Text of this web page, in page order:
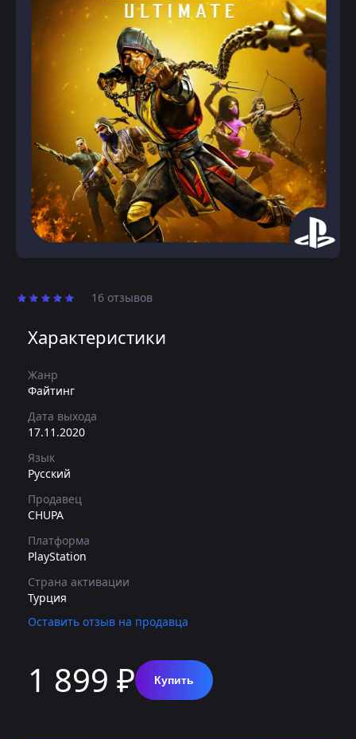
16 отзывов
Характеристики
Жанр
Файтинг
Дата выхода
17.11.2020
Язык
Русский
Продавец
CHUPA
Платформа
PlayStation
Страна активации
Турция
Оставить отзыв на продавца
1 899 ₽ Купить